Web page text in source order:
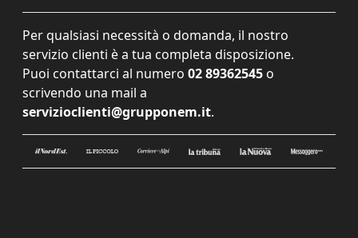
Per qualsiasi necessità o domanda, il nostro
servizio clienti è a tua completa disposizione.
Puoi contattarci al numero 02 89362545 o
scrivendo una mail a
servizioclienti@grupponem.it.